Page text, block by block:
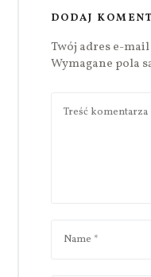
DODAJ
Twój adres e-
Wymagane pola